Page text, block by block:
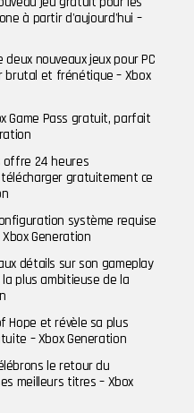
à partir d'aujourd'hui –
nouveaux jeux pour PC
et frénétique – Xbox
Game Pass gratuit, parfait
offre 24 heures
gratuitement ce
système requise
Generation
détails sur son gameplay
plus ambitieuse de la
Hope et révèle sa plus
– Xbox Generation
le retour du
meilleurs titres – Xbox